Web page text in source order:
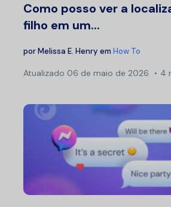
Como posso ver a
filho em um...
porMelissa E. Henry em How To
Atualizado 06 de maio de 2026 4